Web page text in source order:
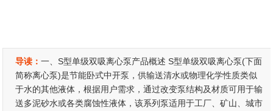
导读：一、S型单级双吸离心泵产品概述 S型单级双吸离心泵(下面
简称离心泵)是节能卧式中开泵，供输送清水或物理化学性质类似
于水的其他液体，根据用户需求，通过改变泵结构及材质可用于输
送多泥砂水或各类腐蚀性液体，该系列泵适用于工厂、矿山、城市